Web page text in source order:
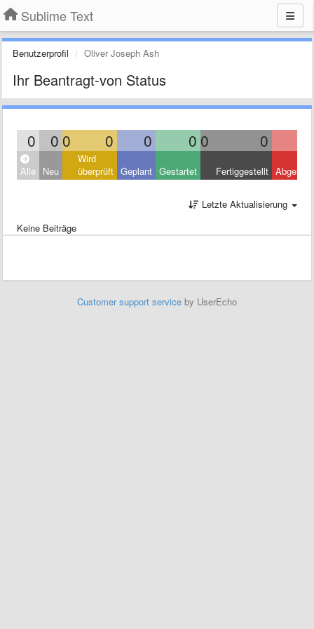
Sublime Text
Benutzerprofil Oliver Joseph Ash
Ihr Beantragt-von Status
0 0 0 0 0 0 0 0
Alle Neu
Wird
überprüft Geplant Gestartet Fertiggestellt
Letzte Aktualisierung
Keine Beiträge
Customer support service by UserEcho